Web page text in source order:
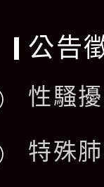
公告
性騷
特殊